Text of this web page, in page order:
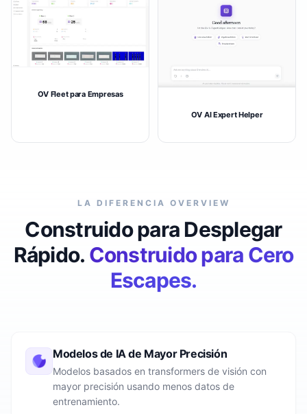
OV Fleet para Empresas
OV AI Expert Helper
LA DIFERENCIA OVERVIEW
Construido para Desplegar
Rápido. Construido para Cero
Escapes.
Modelos de IA de Mayor Precisión
Modelos basados en transformers de visión con
mayor precisión usando menos datos de
entrenamiento.